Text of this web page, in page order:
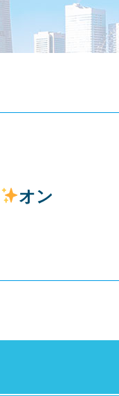
オン